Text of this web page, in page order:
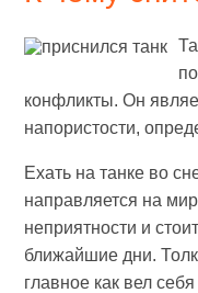
конфликты. Он
напористости,
Ехать на танке во
направляется на
неприятности и
ближайшие дни.
главное как вел